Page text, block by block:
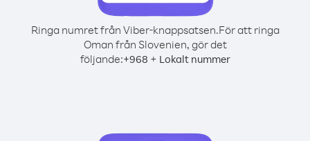
Ringa numret från Viber-knappsatsen.För att ringa
Oman från Slovenien, gör det
följande:+968 + Lokalt nummer